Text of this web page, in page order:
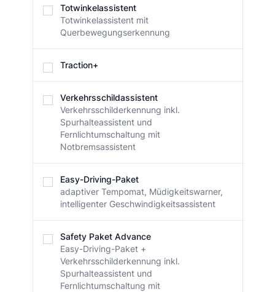
Totwinkelassistent
Totwinkelassistent mit
Querbewegungserkennung
Traction+
Verkehrsschildassistent
Verkehrsschilderkennung inkl.
Spurhalteassistent und
Fernlichtumschaltung mit
Notbremsassistent
Easy-Driving-Paket
adaptiver Tempomat, Müdigkeitswarner,
intelligenter Geschwindigkeitsassistent
Safety Paket Advance
Easy-Driving-Paket +
Verkehrsschilderkennung inkl.
Spurhalteassistent und
Fernlichtumschaltung mit